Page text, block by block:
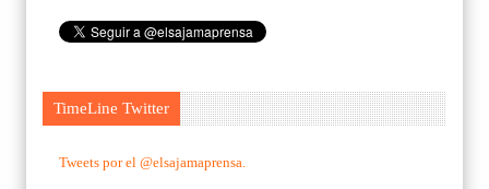
TimeLine Twitter
Tweets por el @elsajamaprensa.